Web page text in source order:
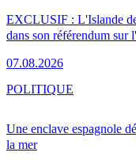
EXCLUSIF : L'Islande
dans son référendum sur
07.08.2026
Une enclave espagnole
la mer
POLITIQUE